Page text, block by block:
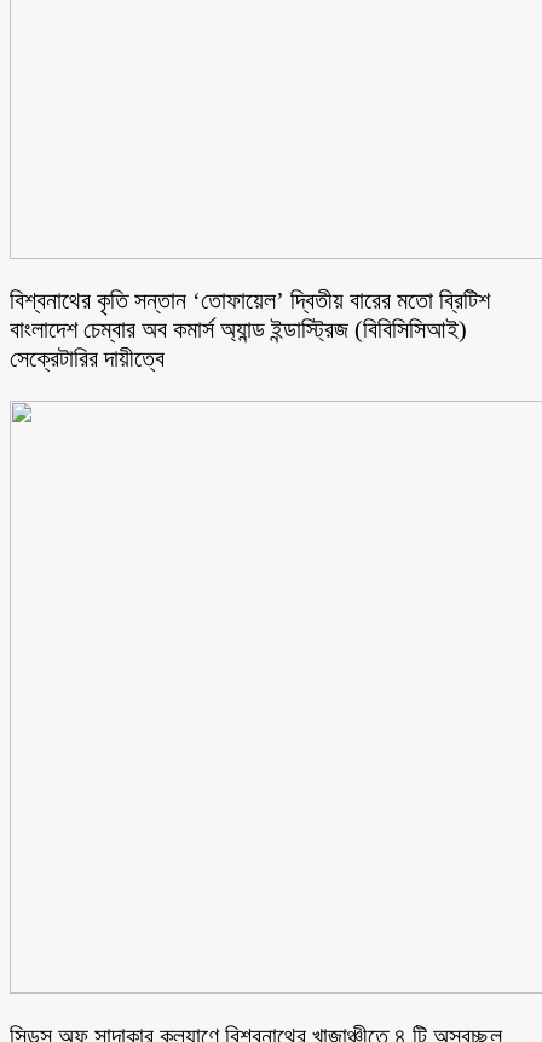
বিশ্বনাথের কৃতি সন্তান ‘তোফায়েল’ দ্বিতীয় বারের মতো ব্রিটিশ
বাংলাদেশ চেম্বার অব কমার্স অ্যান্ড ইন্ডাস্ট্রিজ (বিবিসিসিআই)
সেক্রেটারির দায়ীত্বে
সিডস অফ সাদাকার কল্যাণে বিশ্বনাথের খাজাঞ্চীতে ৪ টি অস্বচ্ছল